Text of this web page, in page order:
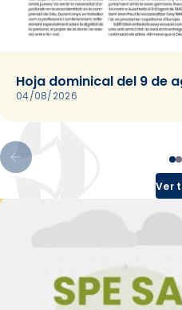
Hoja dominical del 9 de
04/08/2026
Ver